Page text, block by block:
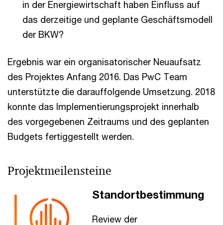
in der Energiewirtschaft haben Einfluss auf
das derzeitige und geplante Geschäftsmodell
der BKW?
Ergebnis war ein organisatorischer Neuaufsatz
des Projektes Anfang 2016. Das PwC Team
unterstützte die darauffolgende Umsetzung. 2018
konnte das Implementierungsprojekt innerhalb
des vorgegebenen Zeitraums und des geplanten
Budgets fertiggestellt werden.
Projektmeilensteine
Standortbestimmung
Review der